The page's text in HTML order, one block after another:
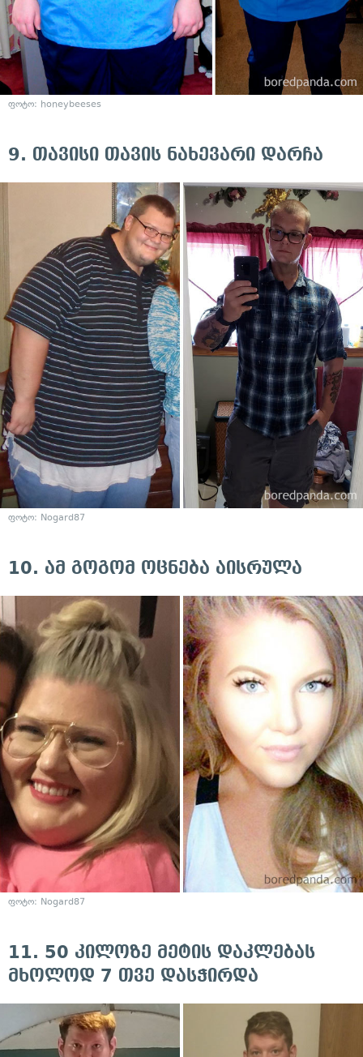
ფოტო: honeybeeses
9. თავისი თავის ნახევარი დარჩა
ფოტო: Nogard87
10. ამ გოგომ ოცნება აისრულა
ფოტო: Nogard87
11. 50 კილოზე მეტის დაკლებას
მხოლოდ 7 თვე დასჭირდა